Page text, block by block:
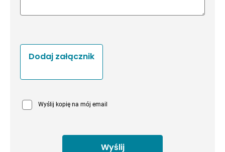
Dodaj załącznik
Wyślij kopię na mój email